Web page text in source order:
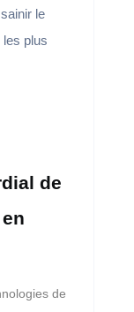
le
plus
de
de